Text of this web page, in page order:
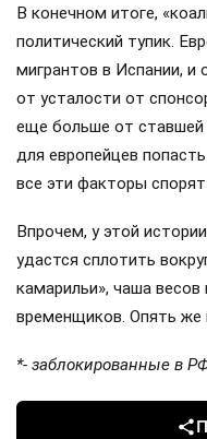
В конечном итоге,
политический тупик.
мигрантов в Испании, и
от усталости от
еще больше от
для европейцев
все эти факторы
Впрочем, у этой
удастся сплотить
камарильи», чаша
временщиков. Опять же
*- заблокированные в